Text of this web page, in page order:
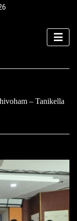
– Tanikella